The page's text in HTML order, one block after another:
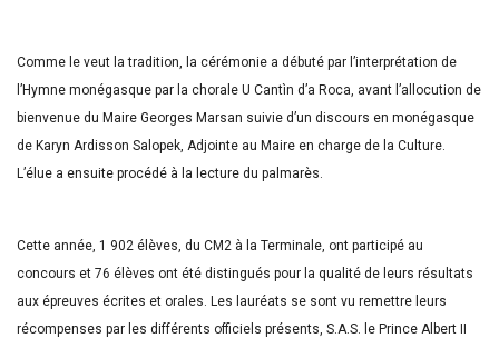
Comme le veut la tradition, la cérémonie a débuté par l’interprétation de
l’Hymne monégasque par la chorale U Cantìn d’a Roca, avant l’allocution de
bienvenue du Maire Georges Marsan suivie d’un discours en monégasque
de Karyn Ardisson Salopek, Adjointe au Maire en charge de la Culture.
L’élue a ensuite procédé à la lecture du palmarès.
Cette année, 1 902 élèves, du CM2 à la Terminale, ont participé au
concours et 76 élèves ont été distingués pour la qualité de leurs résultats
aux épreuves écrites et orales. Les lauréats se sont vu remettre leurs
récompenses par les différents officiels présents, S.A.S. le Prince Albert II